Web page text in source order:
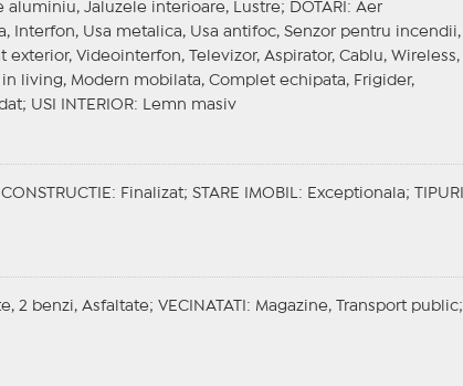
aluminiu, Jaluzele interioare, Lustre; DOTARI : Aer
Interfon, Usa metalica, Usa antifoc, Senzor pentru incendii,
exterior, Videointerfon, Televizor, Aspirator, Cablu, Wireless,
living, Modern mobilata, Complet echipata, Frigider,
USI INTERIOR: Lemn masiv
: Finalizat; STARE IMOBIL : Exceptionala;
TIPURI
2 benzi, Asfaltate; VECINATATI
: Magazine, Transport public;